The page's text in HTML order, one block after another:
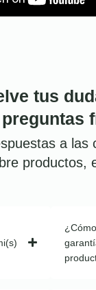
tus
a las
productos,